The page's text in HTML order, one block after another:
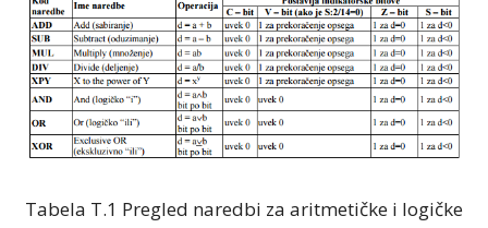
Tabela T.1 Pregled naredbi za aritmetičke i logičke